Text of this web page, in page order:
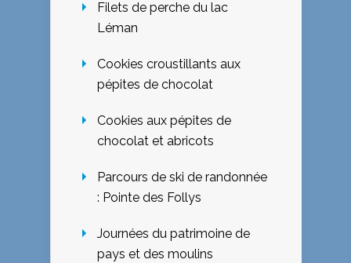
Filets de perche du lac
Léman
Cookies croustillants aux
pépites de chocolat
Cookies aux pépites de
chocolat et abricots
Parcours de ski de randonnée
: Pointe des Follys
Journées du patrimoine de
pays et des moulins